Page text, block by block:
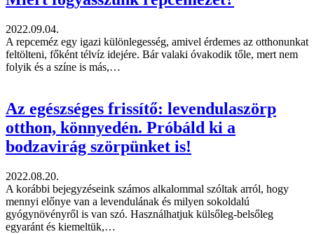
2022.09.04.
A repceméz egy igazi különlegesség, amivel érdemes az otthonunkat
feltölteni, főként télvíz idejére. Bár valaki óvakodik tőle, mert nem
folyik és a színe is más,…
Az egészséges frissítő: levendulaszörp
otthon, könnyedén. Próbáld ki a
bodzavirág szörpünket is!
2022.08.20.
A korábbi bejegyzéseink számos alkalommal szóltak arról, hogy
mennyi előnye van a levendulának és milyen sokoldalú
gyógynövényről is van szó. Használhatjuk külsőleg-belsőleg
egyaránt és kiemeltük,…